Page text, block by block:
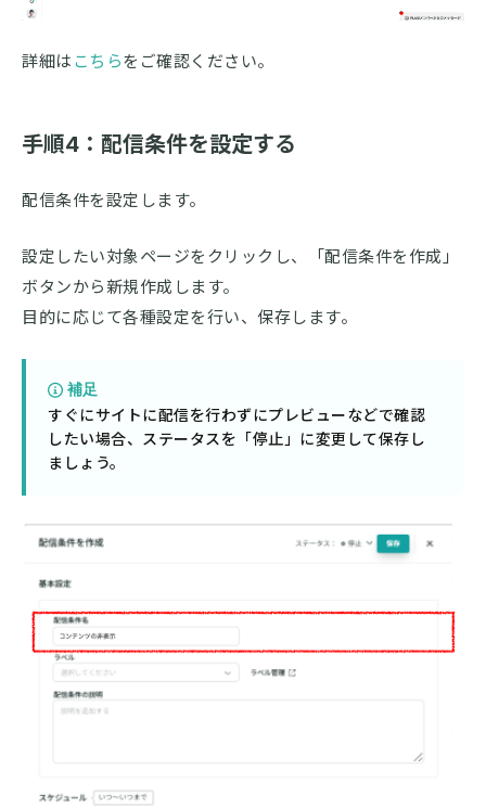
詳細は こちらをご確認ください。
手順4：配信条件を設定する
配信条件を設定します。
設定したい対象ページをクリックし、「配信条件を作成」
ボタンから新規作成します。
目的に応じて各種設定を行い、保存します。
補足
すぐにサイトに配信を行わずにプレビューなどで確認
したい場合、ステータスを「停止」に変更して保存し
ましょう。